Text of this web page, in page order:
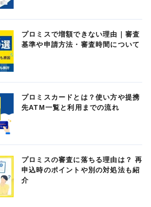
プロミスで増額できない理由｜審査
基準や申請方法・審査時間について
プロミスカードとは？使い方や提携
先ATM一覧と利用までの流れ
プロミスの審査に落ちる理由は？ 再
申込時のポイントや別の対処法も紹
介